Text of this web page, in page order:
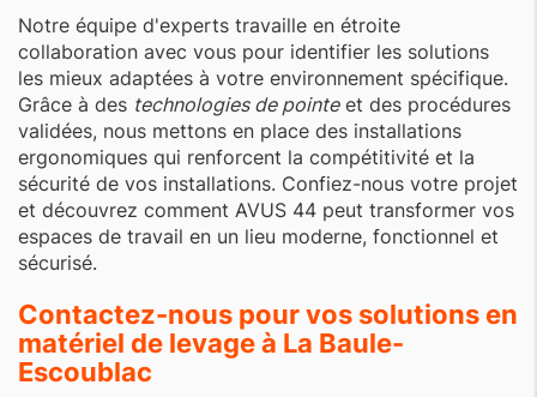
Notre équipe d'experts travaille en étroite
collaboration avec vous pour identifier les solutions
les mieux adaptées à votre environnement spécifique.
Grâce à des technologies de pointeet des procédures
validées, nous mettons en place des installations
ergonomiques qui renforcent la compétitivité et la
sécurité de vos installations. Confiez-nous votre projet
et découvrez comment AVUS 44 peut transformer vos
espaces de travail en un lieu moderne, fonctionnel et
sécurisé.
Contactez-nous pour vos solutions en
matériel de levage à La Baule-
Escoublac